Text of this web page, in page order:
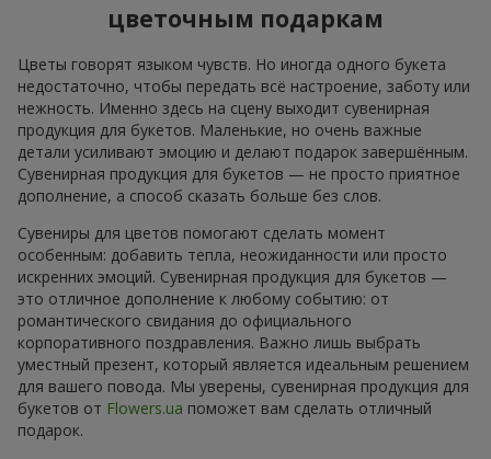
цветочным подаркам
Цветы говорят языком чувств. Но иногда одного букета
недостаточно, чтобы передать всё настроение, заботу или
нежность. Именно здесь на сцену выходит сувенирная
продукция для букетов. Маленькие, но очень важные
детали усиливают эмоцию и делают подарок завершённым.
Сувенирная продукция для букетов — не просто приятное
дополнение, а способ сказать больше без слов.
Сувениры для цветов помогают сделать момент
особенным: добавить тепла, неожиданности или просто
искренних эмоций. Сувенирная продукция для букетов —
это отличное дополнение к любому событию: от
романтического свидания до официального
корпоративного поздравления. Важно лишь выбрать
уместный презент, который является идеальным решением
для вашего повода. Мы уверены, сувенирная продукция для
букетов от Flowers.ua поможет вам сделать отличный
подарок.